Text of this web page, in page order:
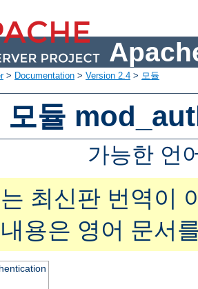
> Documentation > Version 2.4 > 모듈
모듈
가능한 언
최신판 번역이
용은 영어 문서